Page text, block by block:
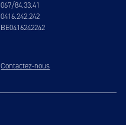
067/84.33.41
0416.242.242
BE0416242242
Contactez-nous